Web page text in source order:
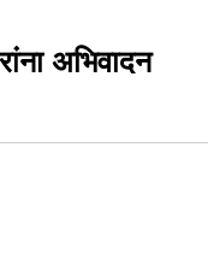
अभिवादन